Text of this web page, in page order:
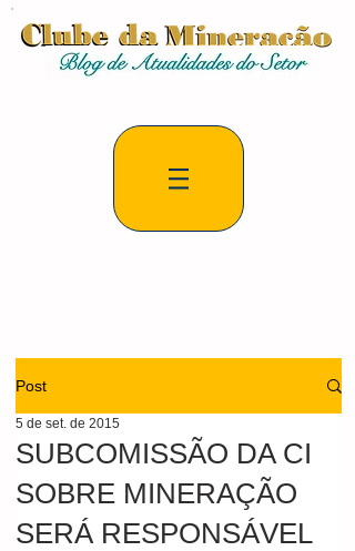
Post
SUBCOMISSÃO DA CI
SOBRE MINERAÇÃO
SERÁ RESPONSÁVEL
5 de set. de 2015